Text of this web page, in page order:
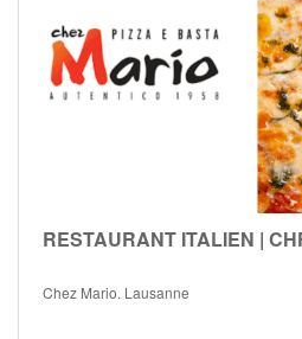
RESTAURANT ITALIEN |
Chez Mario, Lausanne